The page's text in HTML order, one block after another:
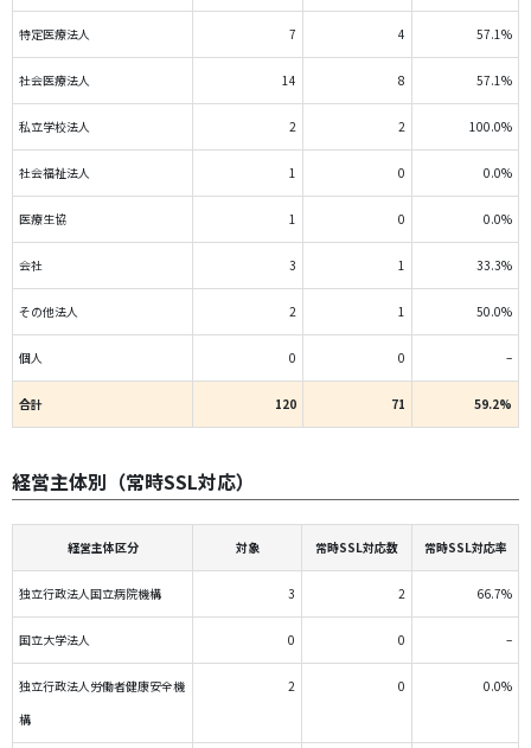
特定医療法人 7 4 57.1%
社会医療法人 14 8 57.1%
私立学校法人 2 2 100.0%
社会福祉法人 1 0 0.0%
医療生協 1 0 0.0%
会社 3 1 33.3%
その他法人 2 1 50.0%
個人 0 0 –
合計 120 71 59.2%
経営主体別（常時SSL対応）
経営主体区分 対象 常時SSL対応数 常時SSL対応率
独立行政法人国立病院機構 3 2 66.7%
国立大学法人 0 0 –
独立行政法人労働者健康安全機
構
2 0 0.0%